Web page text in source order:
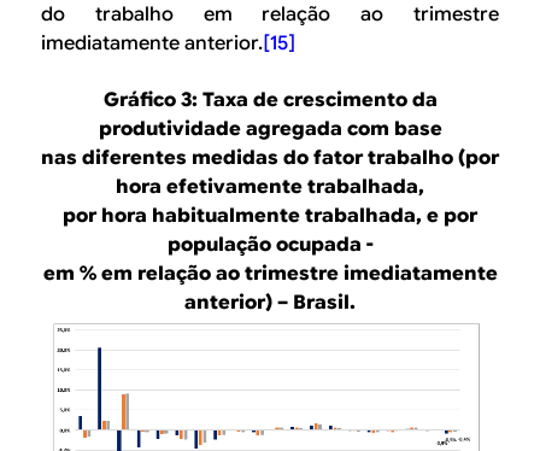
do trabalho em relação ao trimestre
imediatamente anterior.[15]
Gráfico 3: Taxa de crescimento da
produtividade agregada com base
nas diferentes medidas do fator trabalho (por
hora efetivamente trabalhada,
por hora habitualmente trabalhada, e por
população ocupada -
em % em relação ao trimestre imediatamente
anterior) – Brasil.